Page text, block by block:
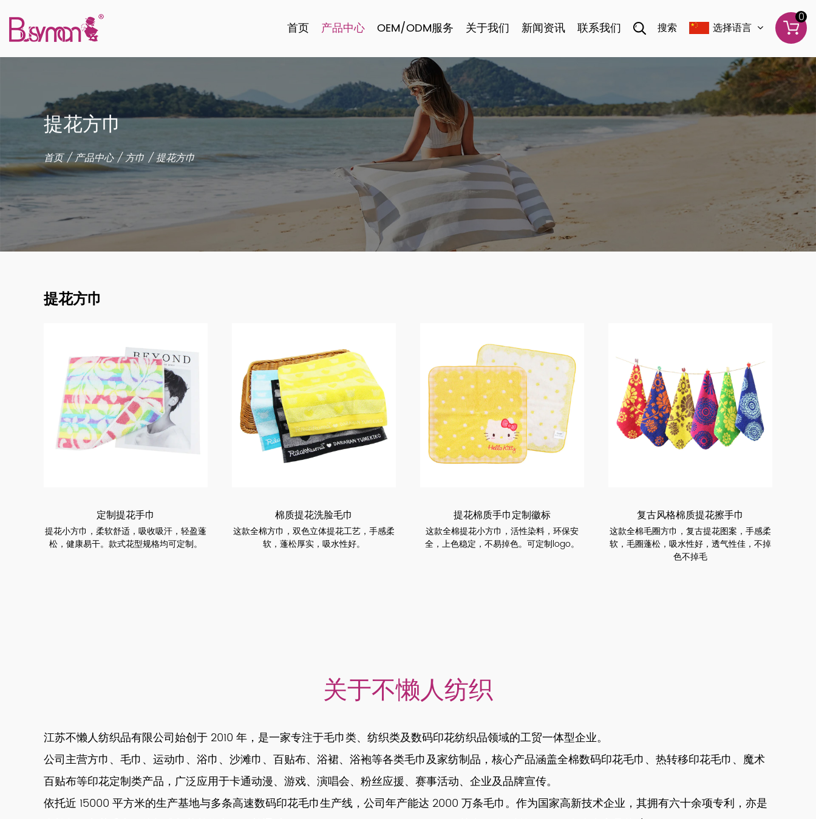
首页 产品中心 OEM/ODM服务 关于我们 新闻资讯 联系我们 搜索 选择语言
0
提花方巾
首页/产品中心/方巾 /提花方巾
提花方巾
定制提花手巾
提花小方巾，柔软舒适，吸收吸汗，轻盈蓬
松，健康易干。款式花型规格均可定制。
棉质提花洗脸毛巾
这款全棉方巾，双色立体提花工艺，手感柔
软，蓬松厚实，吸水性好。
提花棉质手巾定制徽标
这款全棉提花小方巾，活性染料，环保安
全，上色稳定，不易掉色。可定制logo。
复古风格棉质提花擦手巾
这款全棉毛圈方巾，复古提花图案，手感柔
软，毛圈蓬松，吸水性好，透气性佳，不掉
色不掉毛
关于不懒人纺织
江苏不懒人纺织品有限公司始创于 2010 年，是一家专注于毛巾类、纺织类及数码印花纺织品领域的工贸一体型企业。
公司主营方巾、毛巾、运动巾、浴巾、沙滩巾、百贴布、浴裙、浴袍等各类毛巾及家纺制品，核心产品涵盖全棉数码印花毛巾、热转移印花毛巾、魔术
百贴布等印花定制类产品，广泛应用于卡通动漫、游戏、演唱会、粉丝应援、赛事活动、企业及品牌宣传。
依托近 15000 平方米的生产基地与多条高速数码印花毛巾生产线，公司年产能达 2000 万条毛巾。作为国家高新技术企业，其拥有六十余项专利，亦是